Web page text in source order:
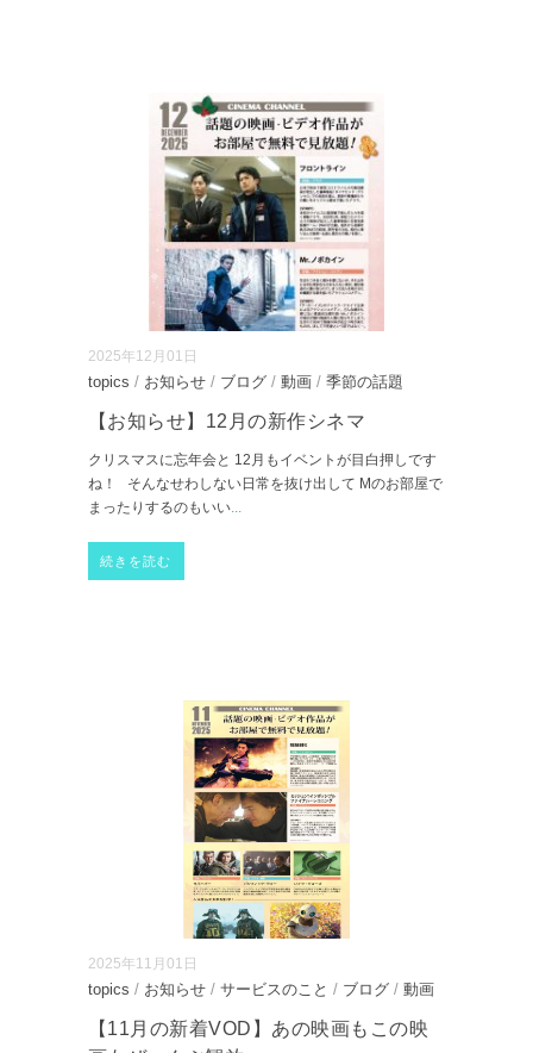
2025年12月01日
topics / お知らせ / ブログ / 動画 / 季節の話題
【お知らせ】12月の新作シネマ
クリスマスに忘年会と 12月もイベントが目白押しです
ね！ そんなせわしない日常を抜け出して Mのお部屋で
まったりするのもいい...
続きを読む
2025年11月01日
topics / お知らせ / サービスのこと / ブログ / 動画
【11月の新着VOD】あの映画もこの映